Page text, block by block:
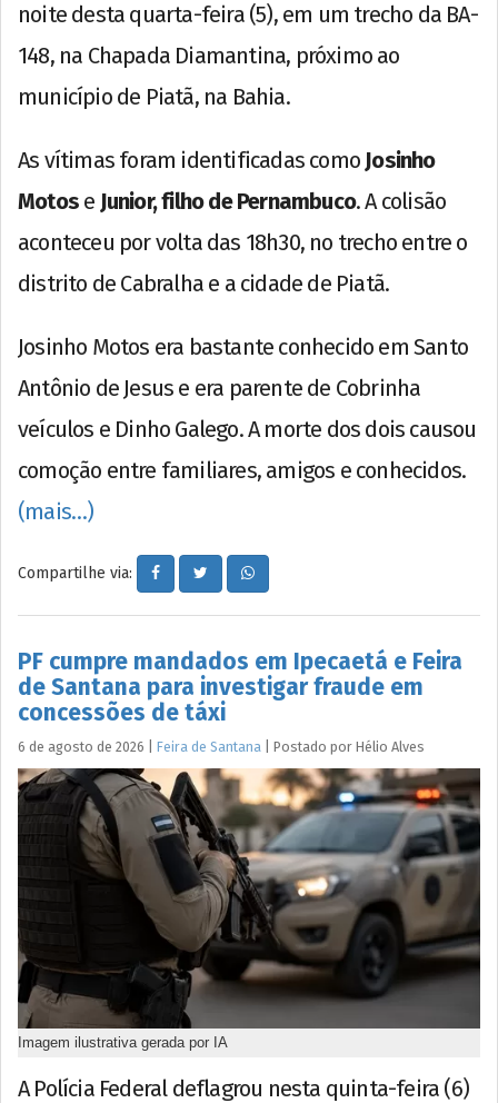
noite desta quarta-feira (5), em um trecho da BA-
148, na Chapada Diamantina, próximo ao
município de Piatã, na Bahia.
As vítimas foram identificadas como Josinho
Motos e Junior, filho de Pernambuco. A colisão
aconteceu por volta das 18h30, no trecho entre o
distrito de Cabralha e a cidade de Piatã.
Josinho Motos era bastante conhecido em Santo
Antônio de Jesus e era parente de Cobrinha
veículos e Dinho Galego. A morte dos dois causou
comoção entre familiares, amigos e conhecidos.
(mais…)
Compartilhe via:
PF cumpre mandados em Ipecaetá e Feira
de Santana para investigar fraude em
concessões de táxi
6 de agosto de 2026 Feira de Santana Postado por Hélio Alves
Imagem ilustrativa gerada por IA
A Polícia Federal deflagrou nesta quinta-feira (6)